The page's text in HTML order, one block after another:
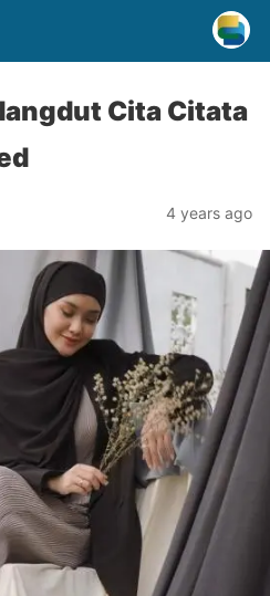
Cita Citata
4 years ago